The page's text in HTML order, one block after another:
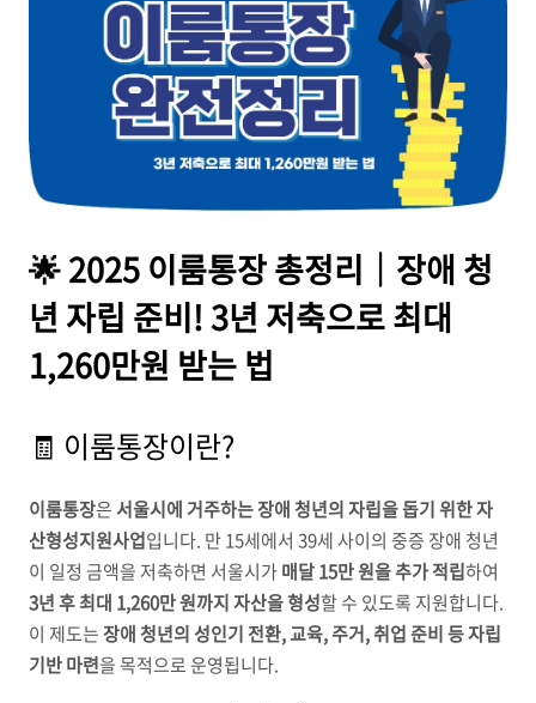
🌟 2025 이룸통장 총정리｜장애 청
년 자립 준비! 3년 저축으로 최대
1,260만원 받는 법
🧾 이룸통장이란?
이룸통장은서울시에 거주하는 장애 청년의 자립을 돕기 위한 자
산형성지원사업입니다. 만 15세에서 39세 사이의 중증 장애 청년
이 일정 금액을 저축하면 서울시가매달 15만 원을 추가 적립하여
3년 후 최대 1,260만 원까지 자산을 형성할 수 있도록 지원합니다.
이 제도는장애 청년의 성인기 전환, 교육, 주거, 취업 준비 등 자립
기반 마련을 목적으로 운영됩니다.